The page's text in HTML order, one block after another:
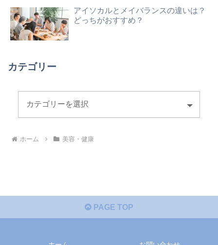
アイソカルとメイバランスの違いは？
どっちがおすすめ？
カテゴリー
ホーム 美容・健康
PAGE TOP